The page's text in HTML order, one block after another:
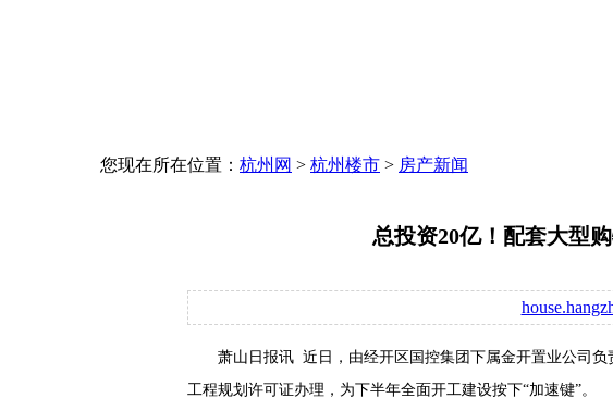
您现在所在位置： 杭州网 > 杭州楼市 > 房产新闻
总投资20亿！配套大型
萧山日报讯 近日，由经开区国控集团下属金开置业公司
工程规划许可证办理，为下半年全面开工建设按下“加速键”。